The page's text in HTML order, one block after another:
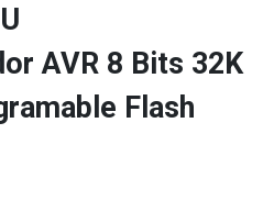
AVR 8 Bits 32K
Flash